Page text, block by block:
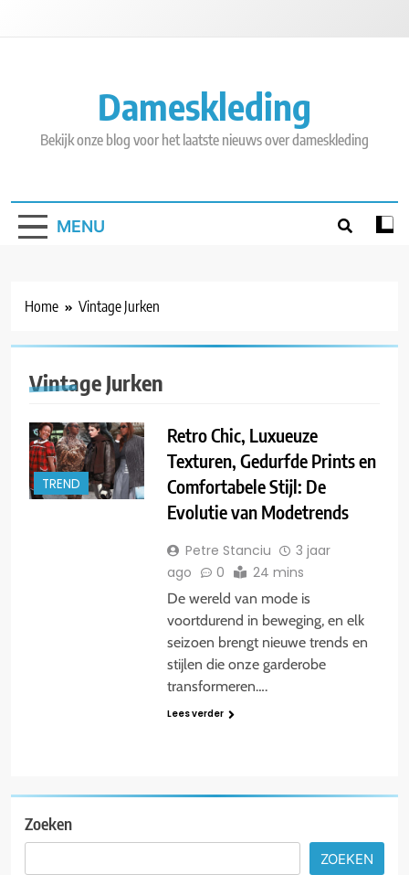
Dameskleding
Bekijk onze blog voor het laatste nieuws over dameskleding
MENU
Home Vintage Jurken
Vintage Jurken
TREND
Retro Chic, Luxueuze
Texturen, Gedurfde Prints en
Comfortabele Stijl: De
Evolutie van Modetrends
Petre Stanciu
3 jaar
ago
0 24 mins
De wereld van mode is
voortdurend in beweging, en elk
seizoen brengt nieuwe trends en
stijlen die onze garderobe
transformeren….
Lees verder
Zoeken
ZOEKEN